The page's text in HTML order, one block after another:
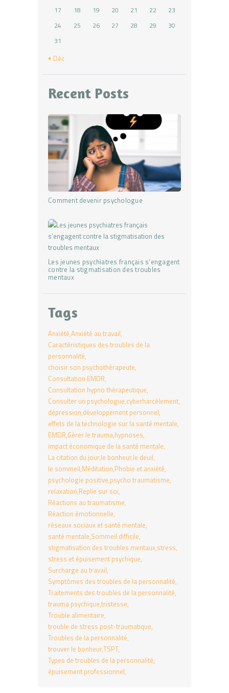
17
18 19 20 21 22
23
24
25 26 27 28 29
30
31
« Déc
Recent Posts
Comment devenir psychologue
Les jeunes psychiatres français s’engagent
contre la stigmatisation des troubles
mentaux
Tags
Anxiété Anxiété au travail
Caractéristiques des troubles de la
personnalité
choisir son psychothérapeute
Consultation EMDR
Consultation hypno thérapeutique
Consulter un psychologue cyberharcèlement
dépression développement personnel
effets de la technologie sur la santé mentale
EMDR Gérer le trauma hypnoses
impact économique de la santé mentale
La citation du jour le bonheur le deuil
le sommeil Méditation Phobie et anxiété
psychologie positive psycho traumatisme
relaxation Replie sur soi
Réactions au traumatisme
Réaction émotionnelle
réseaux sociaux et santé mentale
santé mentale Sommeil difficile
stigmatisation des troubles mentaux stress
stress et épuisement psychique
Surcharge au travail
Symptômes des troubles de la personnalité
Traitements des troubles de la personnalité
trauma psychique tristesse
Trouble alimentaire
trouble de stress post-traumatique
Troubles de la personnalité
trouver le bonheurTSPT
Types de troubles de la personnalité
épuisement professionnel